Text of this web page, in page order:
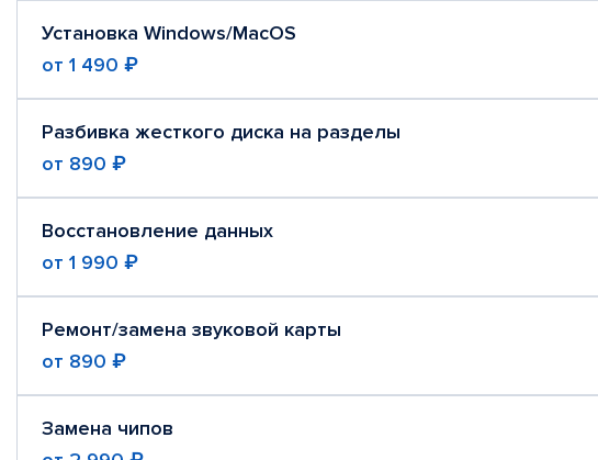
Установка Windows/MacOS
от 1 490 ₽
Разбивка жесткого диска на разделы
от 890 ₽
Восстановление данных
от 1 990 ₽
Ремонт/замена звуковой карты
от 890 ₽
Замена чипов